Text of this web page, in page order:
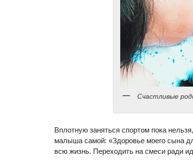
Счастливые
Вплотную заняться спортом пока
малыша самой: «Здоровье моего сына
всю жизнь. Переходить на смеси ради